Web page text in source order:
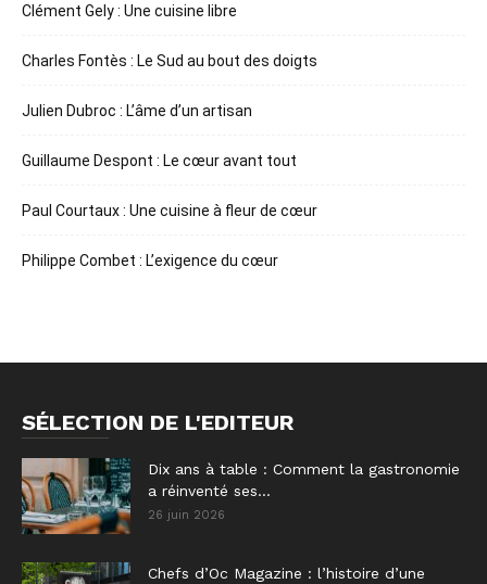
Clément Gely : Une cuisine libre
Charles Fontès : Le Sud au bout des doigts
Julien Dubroc : L’âme d’un artisan
Guillaume Despont : Le cœur avant tout
Paul Courtaux : Une cuisine à fleur de cœur
Philippe Combet : L’exigence du cœur
SÉLECTION DE L'EDITEUR
Dix ans à table : Comment la gastronomie
a réinventé ses...
26 juin 2026
Chefs d’Oc Magazine : l’histoire d’une